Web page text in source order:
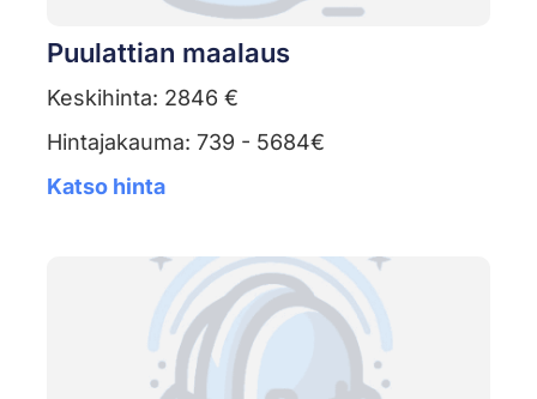
Puulattian maalaus
Keskihinta: 2846 €
Hintajakauma: 739 - 5684€
Katso hinta